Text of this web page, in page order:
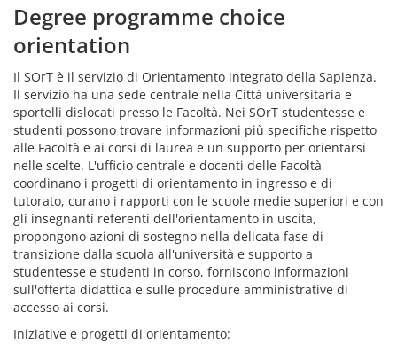
Degree programme choice
orientation
Il SOrT è il servizio di Orientamento integrato della Sapienza.
Il servizio ha una sede centrale nella Città universitaria e
sportelli dislocati presso le Facoltà. Nei SOrT studentesse e
studenti possono trovare informazioni più specifiche rispetto
alle Facoltà e ai corsi di laurea e un supporto per orientarsi
nelle scelte. L'ufficio centrale e docenti delle Facoltà
coordinano i progetti di orientamento in ingresso e di
tutorato, curano i rapporti con le scuole medie superiori e con
gli insegnanti referenti dell'orientamento in uscita,
propongono azioni di sostegno nella delicata fase di
transizione dalla scuola all'università e supporto a
studentesse e studenti in corso, forniscono informazioni
sull'offerta didattica e sulle procedure amministrative di
accesso ai corsi.
Iniziative e progetti di orientamento: